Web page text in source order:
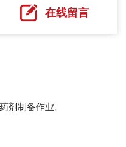
在线留言
剂制备作业。